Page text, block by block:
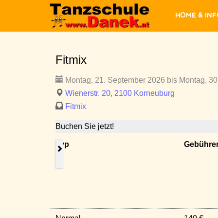
Home &
Fitmix
Montag, 21. September 2026 bis Montag,
Wienerstr. 20, 2100 Korneuburg
Fitmix
Buchen Sie jetzt!
Typ